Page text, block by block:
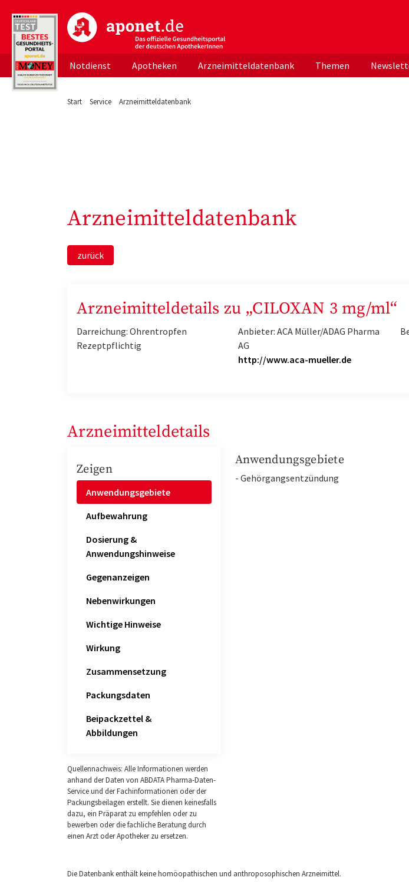
aponet.de - Das offizielle Gesundheitsportal der deutschen ApothekerInnen
Notdienst Apotheken Arzneimitteldatenbank Themen
Start Service Arzneimitteldatenbank
Arzneimitteldatenbank
zurück
Arzneimitteldetails zu „CILOXAN 3 mg/ml“
Darreichung: Ohrentropfen
Rezeptpflichtig
Anbieter: ACA Müller/ADAG Pharma
AG
http://www.aca-mueller.de
Arzneimitteldetails
Zeigen
Anwendungsgebiete
Aufbewahrung
Dosierung &
Anwendungshinweise
Gegenanzeigen
Nebenwirkungen
Wichtige Hinweise
Wirkung
Zusammensetzung
Packungsdaten
Beipackzettel &
Abbildungen
Quellennachweis: Alle Informationen werden
anhand der Daten von ABDATA Pharma-Daten-
Service und der Fachinformationen oder der
Packungsbeilagen erstellt. Sie dienen keinesfalls
dazu, ein Präparat zu empfehlen oder zu
bewerben oder die fachliche Beratung durch
einen Arzt oder Apotheker zu ersetzen.
Anwendungsgebiete
- Gehörgangsentzündung
Die Datenbank enthält keine homöopathischen und anthroposophischen Arzneimittel.